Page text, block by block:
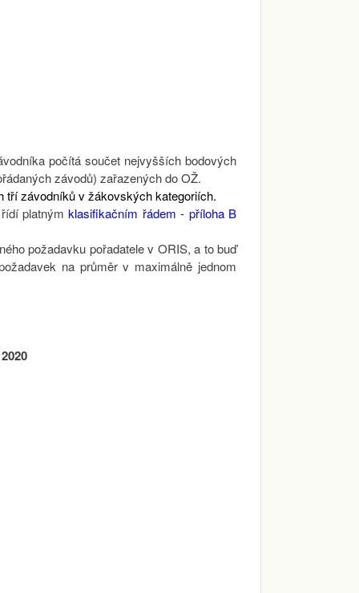
počítá součet nejvyšších bodových
závodů) zařazených do OŽ.
tří závodníků v žákovských kategoriích.
řídí platnýmklasifikačním řádem - příloha B
požadavku pořadatele v ORIS, a to buď
na průměr v maximálně jednom